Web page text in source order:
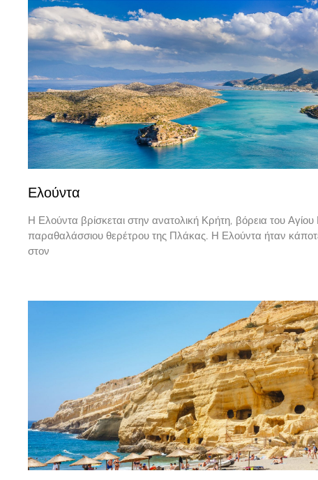
Ελούντα
Η Ελούντα βρίσκεται στην ανατολική Κρήτη, βόρεια του Αγίου
παραθαλάσσιου θερέτρου της Πλάκας. Η Ελούντα ήταν
στον